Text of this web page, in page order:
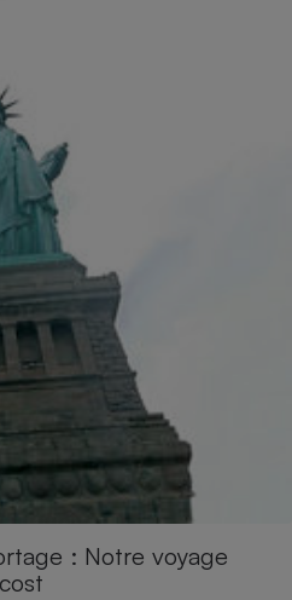
: Notre voyage